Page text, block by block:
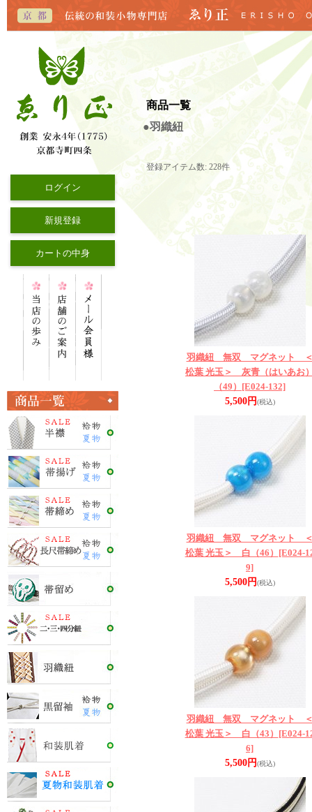
ログイン
新規登録
カートの中身
商品一覧
●羽織紐
登録アイテム数: 228件
羽織紐 無双 マグネット
松葉 光玉＞ 灰青（はいあお
（49） [E024-132]
5,500円(税込)
羽織紐 無双 マグネット
松葉 光玉＞ 白（46） [E024-
9]
5,500円(税込)
羽織紐 無双 マグネット
松葉 光玉＞ 白（43） [E024-
6]
5,500円(税込)